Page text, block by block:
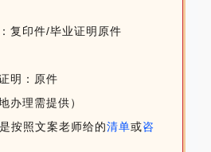
复印件/毕业证明原件
明：原件
办理需提供）
按照文案老师给的清单或咨